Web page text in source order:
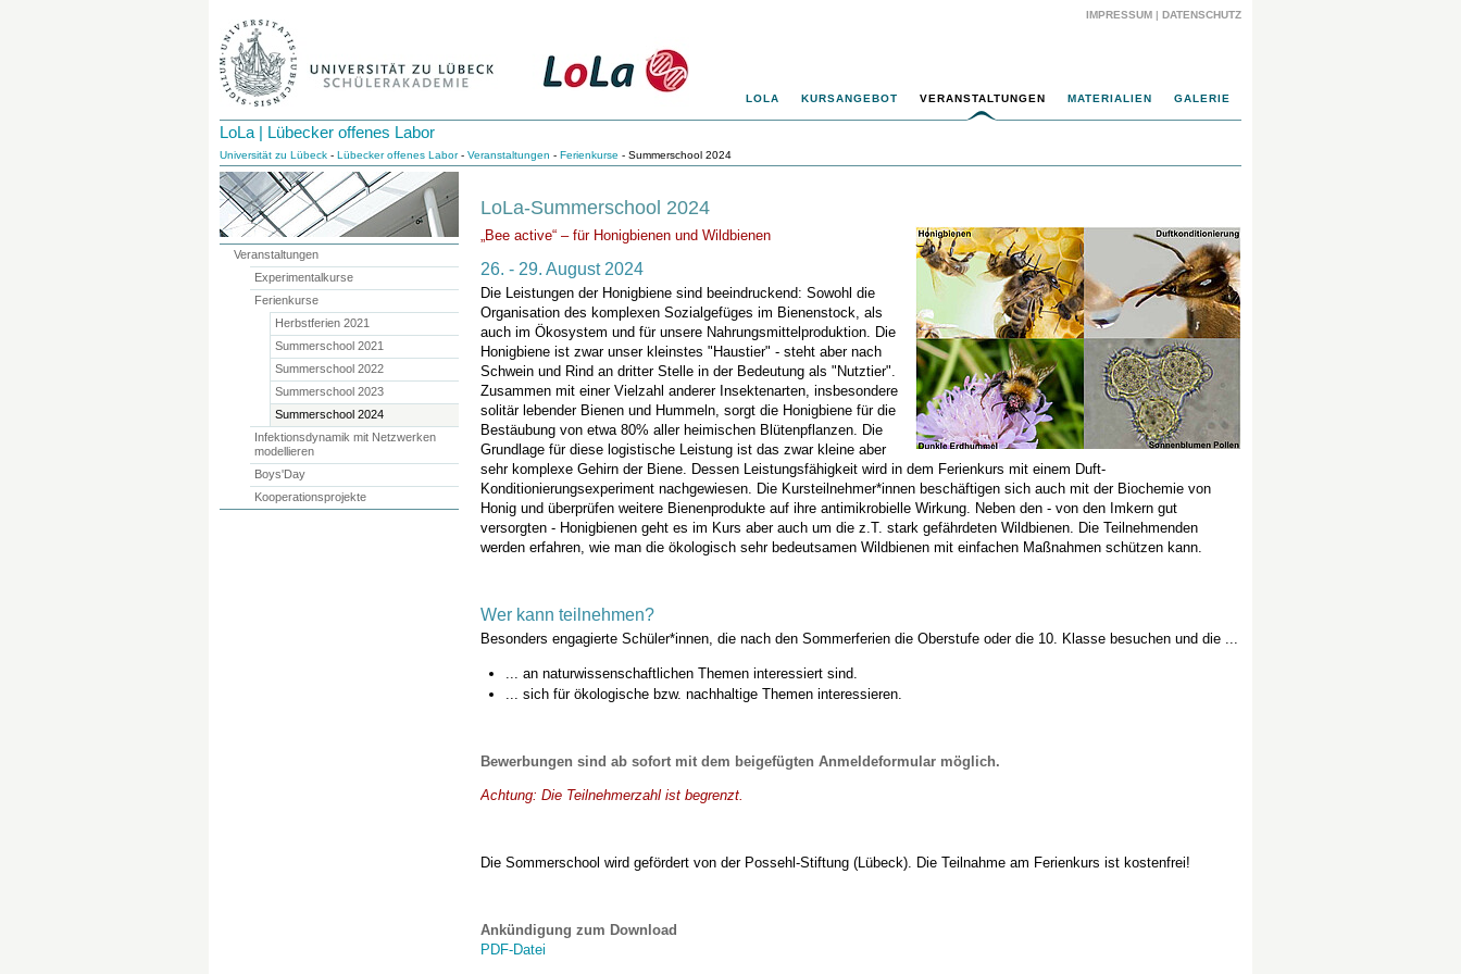
IMPRESSUM | DATENSCHUTZ
LOLA KURSANGEBOT VERANSTALTUNGEN MATERIALIEN GALERIE
LoLa | Lübecker offenes Labor
Universität zu Lübeck - Lübecker offenes Labor- Veranstaltungen - Ferienkurse - Summerschool 2024
LoLa-Summerschool 2024
„Bee active“ – für Honigbienen und Wildbienen
26. - 29. August 2024
Die Leistungen der Honigbiene sind beeindruckend: Sowohl die
Organisation des komplexen Sozialgefüges im Bienenstock, als
auch im Ökosystem und für unsere Nahrungsmittelproduktion. Die
Honigbiene ist zwar unser kleinstes "Haustier" - steht aber nach
Schwein und Rind an dritter Stelle in der Bedeutung als "Nutztier".
Zusammen mit einer Vielzahl anderer Insektenarten, insbesondere
solitär lebender Bienen und Hummeln, sorgt die Honigbiene für die
Bestäubung von etwa 80% aller heimischen Blütenpflanzen. Die
Grundlage für diese logistische Leistung ist das zwar kleine aber
sehr komplexe Gehirn der Biene. Dessen Leistungsfähigkeit wird in dem Ferienkurs mit einem Duft-
Konditionierungsexperiment nachgewiesen. Die Kursteilnehmer*innen beschäftigen sich auch mit der Biochemie von
Honig und überprüfen weitere Bienenprodukte auf ihre antimikrobielle Wirkung. Neben den - von den Imkern gut
versorgten - Honigbienen geht es im Kurs aber auch um die z.T. stark gefährdeten Wildbienen. Die Teilnehmenden
werden erfahren, wie man die ökologisch sehr bedeutsamen Wildbienen mit einfachen Maßnahmen schützen kann.
Wer kann teilnehmen?
Besonders engagierte Schüler*innen, die nach den Sommerferien die Oberstufe oder die 10. Klasse besuchen und die ...
... an naturwissenschaftlichen Themen interessiert sind.
... sich für ökologische bzw. nachhaltige Themen interessieren.
Bewerbungen sind ab sofort mit dem beigefügten Anmeldeformular möglich.
Achtung: Die Teilnehmerzahl ist begrenzt.
Die Sommerschool wird gefördert von der Possehl-Stiftung (Lübeck). Die Teilnahme am Ferienkurs ist kostenfrei!
Ankündigung zum Download
PDF-Datei
Veranstaltungen
Experimentalkurse
Ferienkurse
Herbstferien 2021
Summerschool 2021
Summerschool 2022
Summerschool 2023
Summerschool 2024
Infektionsdynamik mit Netzwerken
modellieren
Boys'Day
Kooperationsprojekte